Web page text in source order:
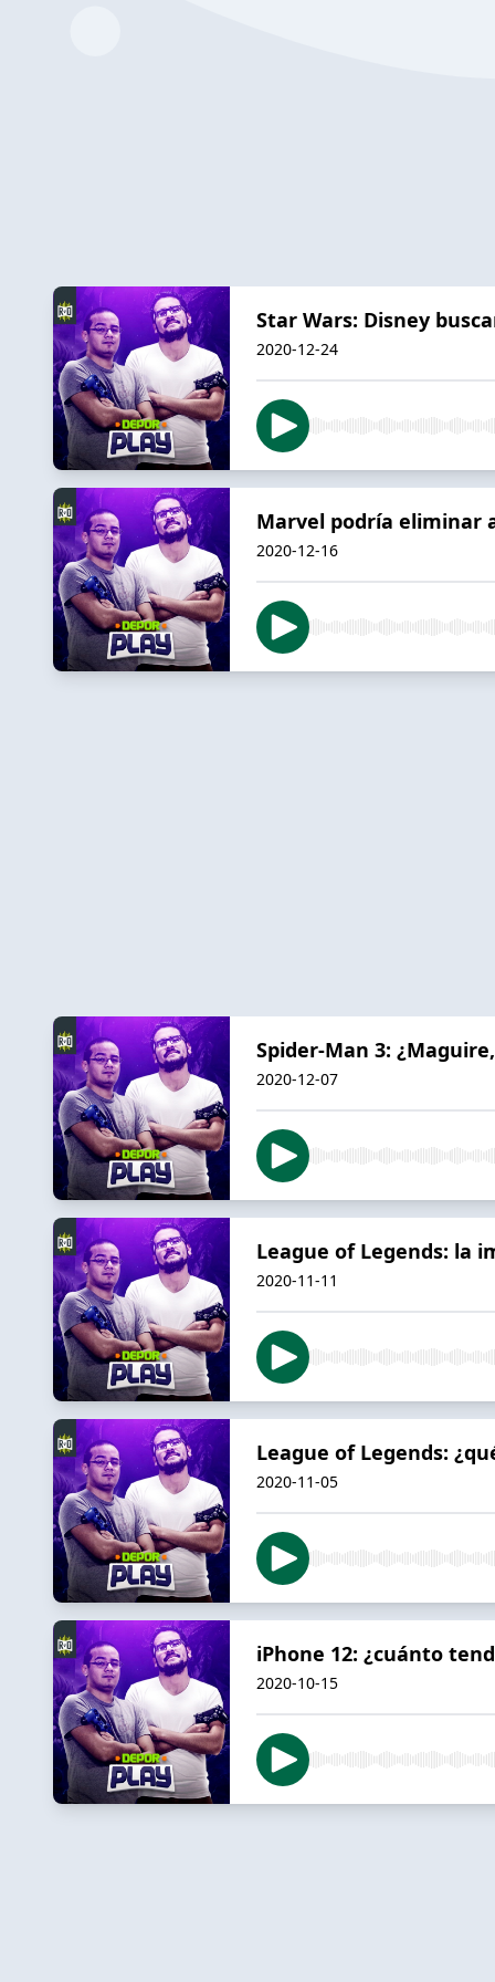
Star Wars: Disney
2020-12-24
Marvel podría eliminar
2020-12-16
Spider-Man 3:
2020-12-07
League of Legends: la
2020-11-11
League of Legends:
2020-11-05
iPhone 12: ¿cuánto
2020-10-15